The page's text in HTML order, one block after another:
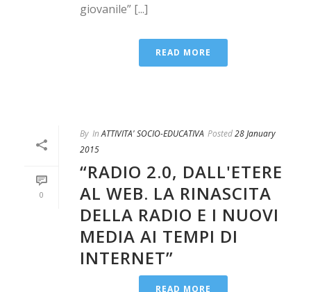
giovanile” [...]
READ MORE
0
By In ATTIVITA' SOCIO-EDUCATIVA Posted28 January
2015
“RADIO 2.0, DALL'ETERE
AL WEB. LA RINASCITA
DELLA RADIO E I NUOVI
MEDIA AI TEMPI DI
INTERNET”
READ MORE